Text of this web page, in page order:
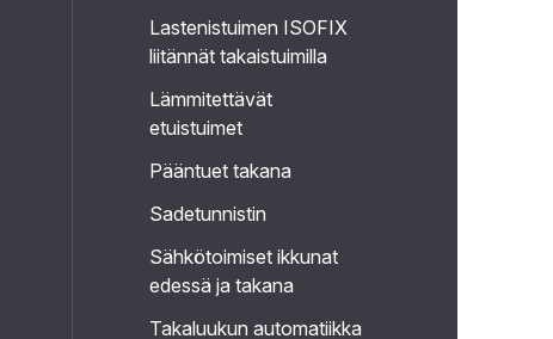
Lastenistuimen ISOFIX
liitännät takaistuimilla
Lämmitettävät
etuistuimet
Pääntuet takana
Sadetunnistin
Sähkötoimiset ikkunat
edessä ja takana
Takaluukun automatiikka